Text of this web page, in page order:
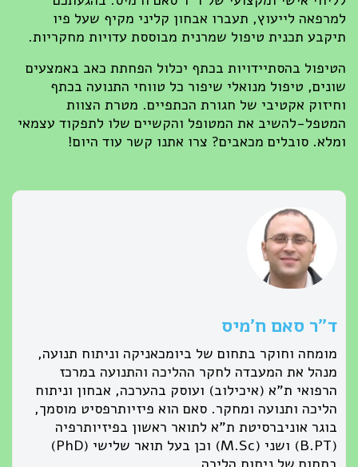
למרפאה לייעוץ, תעברו אבחון קליני מקיף שעל פיו
תיקבע תכנית טיפול שמרנית מבוססת עדויות מחקריות.
הטיפול בהסתיידויות בכתף יכלול הפחתת כאב באמצעים
שונים, טיפול מנואלי שיפור כל טווחי התנועה בכתף
וחיזוק אקטיבי של חגורת הכתפיים. מטרת הצוות
המטפל-להשיב את המטופל והקשיים שלו לתפקוד עצמאי
ומלא. סובלים מכאבים? צרו אתנו קשר עוד היום!
ד״ר סאם ח׳מיס
מומחה וחוקר בתחום של ביומכאניקה וניתוח תנועה,
מנהל את המעבדה לחקר ההליכה והתנועה במרכז
הרפואי ת"א (איכילוב) ועוסק בהערכה, אבחון וניתוח
הליכה ותנועה ומחקר. סאם הוא פיזיותרפסיט מוסמך,
בוגר אוניברסיטת ת"א לתואר ראשון בפיזיותרפיה
(B.PT) ושני (M.Sc) וכן בעל תואר שלישי (PhD)